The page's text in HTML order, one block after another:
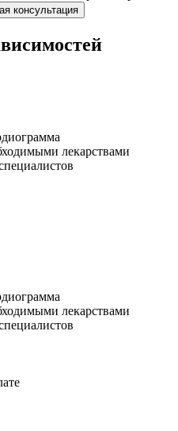
консультация
лекарствами
лекарствами